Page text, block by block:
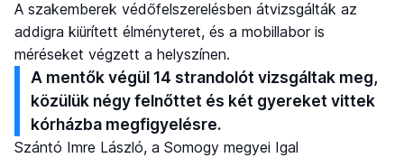
A szakemberek védőfelszerelésben átvizsgálták az
addigra kiürített élményteret, és a mobillabor is
méréseket végzett a helyszínen.
A mentők végül 14 strandolót vizsgáltak meg,
közülük négy felnőttet és két gyereket vittek
kórházba megfigyelésre.
Szántó Imre László, a Somogy megyei Igal